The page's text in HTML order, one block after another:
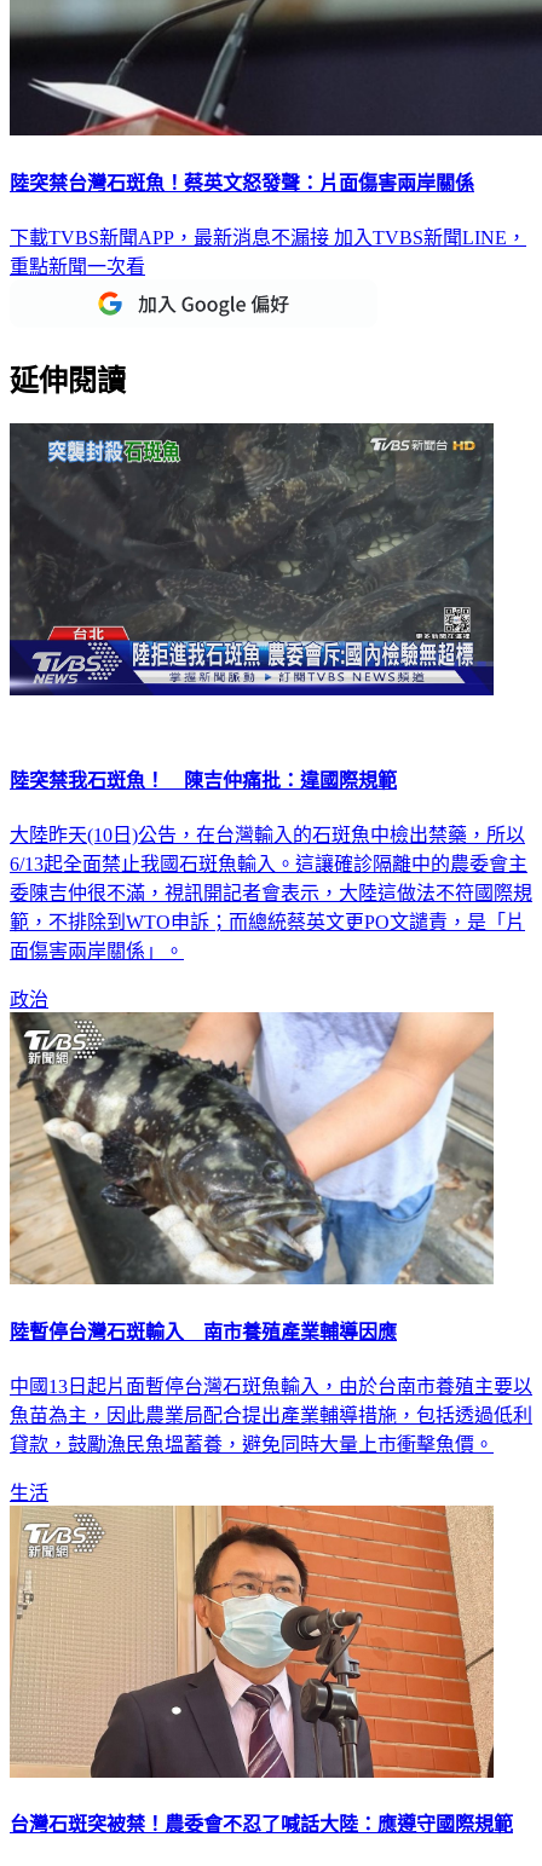
陸突禁台灣石斑魚！蔡英文怒發聲：片面傷害兩岸關係
下載TVBS新聞APP，最新消息不漏接 加入TVBS新聞LINE，
重點新聞一次看
延伸閱讀
陸突禁我石斑魚！ 陳吉仲痛批：違國際規範
大陸昨天(10日)公告，在台灣輸入的石斑魚中檢出禁藥，所以
6/13起全面禁止我國石斑魚輸入。這讓確診隔離中的農委會主
委陳吉仲很不滿，視訊開記者會表示，大陸這做法不符國際規
範，不排除到WTO申訴；而總統蔡英文更PO文譴責，是「片
面傷害兩岸關係」。
政治
陸暫停台灣石斑輸入 南市養殖產業輔導因應
中國13日起片面暫停台灣石斑魚輸入，由於台南市養殖主要以
魚苗為主，因此農業局配合提出產業輔導措施，包括透過低利
貸款，鼓勵漁民魚塭蓄養，避免同時大量上市衝擊魚價。
生活
台灣石斑突被禁！農委會不忍了喊話大陸：應遵守國際規範